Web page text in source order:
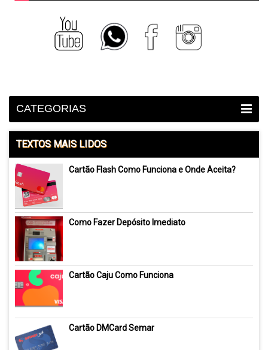
CATEGORIAS
TEXTOS MAIS LIDOS
Cartão Flash Como Funciona e Onde Aceita?
Como Fazer Depósito Imediato
Cartão Caju Como Funciona
Cartão DMCard Semar